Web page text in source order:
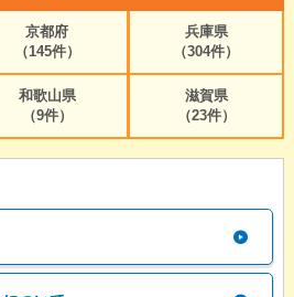
京都府
（145件）
兵庫県
（304件）
和歌山県
（9件）
滋賀県
（23件）